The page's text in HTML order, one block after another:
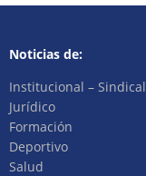
Noticias de:
Institucional – Sindical
Jurídico
Formación
Deportivo
Salud